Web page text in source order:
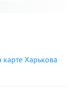
Харькова